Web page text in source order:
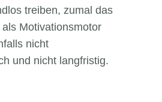
treiben, zumal das
Motivationsmotor
nicht
und nicht langfristig.